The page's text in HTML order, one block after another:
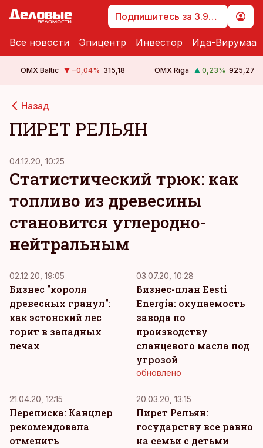
Подпишитесь за 3.99 €
Все новости Эпицентр Инвестор Ида-Вирумаа
OMX Baltic −0,04% 315,18 OMX Riga 0,23% 925,27
Назад
ПИРЕТ РЕЛЬЯН
04.12.20, 10:25
Статистический трюк: как
топливо из древесины
становится углеродно-
нейтральным
02.12.20, 19:05
Бизнес "короля
древесных гранул":
как эстонский лес
горит в западных
печах
03.07.20, 10:28
Бизнес-план Eesti
Energia: окупаемость
завода по
производству
сланцевого масла под
угрозой
обновлено
21.04.20, 12:15
Переписка: Канцлер
рекомендовала
отменить
20.03.20, 13:15
Пирет Рельян:
государству все равно
на семьи с детьми